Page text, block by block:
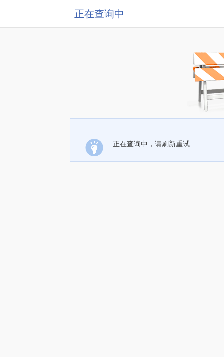
正在查询中
正在查询中，请刷新重试